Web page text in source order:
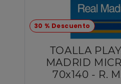
30 % Descuento
TOALLA
MADRID
70x140 - R.